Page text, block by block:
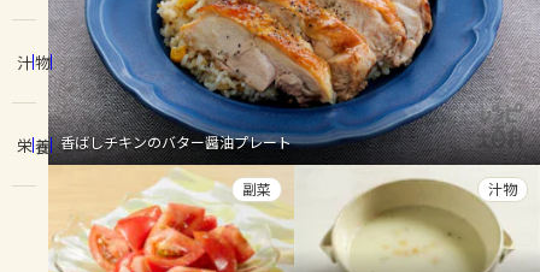
コンテンツ
レシピ
トーク
よくあるお問い合わせ
ピーマン
みょうが ゴーヤ
汁物
栄養 香ばしチキンのバター醤油プレート
副菜 汁物